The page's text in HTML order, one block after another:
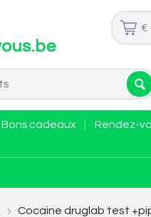
€
Bons cadeaux
Rendez-
> Cocaine druglab test